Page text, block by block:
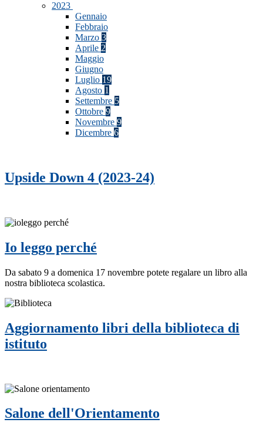
2023
Gennaio
Febbraio
Marzo 3
Aprile 2
Maggio
Giugno
Luglio 19
Agosto 1
Settembre 5
Ottobre 9
Novembre 9
Dicembre 6
Upside Down 4 (2023-24)
Io leggo perché
Da sabato 9 a domenica 17 novembre potete regalare un libro alla
nostra biblioteca scolastica.
Aggiornamento libri della biblioteca di
istituto
Salone dell'Orientamento